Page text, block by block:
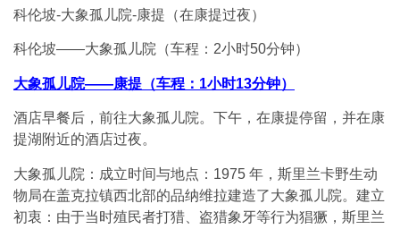
科伦坡-大象孤儿院-康提（在康提过夜）
科伦坡——大象孤儿院（车程：2小时50分钟）
大象孤儿院——康提（车程：1小时13分钟）
酒店早餐后，前往大象孤儿院。下午，在康提停留，并在康
提湖附近的酒店过夜。
大象孤儿院：成立时间与地点：1975 年，斯里兰卡野生动
物局在盖克拉镇西北部的品纳维拉建造了大象孤儿院。建立
初衷：由于当时殖民者打猎、盗猎象牙等行为猖獗，斯里兰